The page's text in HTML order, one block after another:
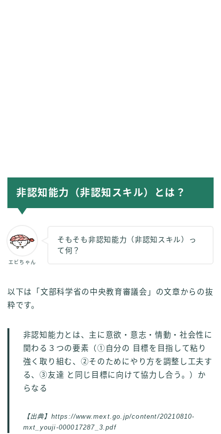
非認知能力（非認知スキル）とは？
エビちゃん
そもそも非認知能力（非認知スキル）っ
て何？
以下は「文部科学省の中央教育審議会」の文章からの抜
粋です。
非認知能力とは、主に意欲・意志・情動・社会性に
関わる３つの要素（①自分の 目標を目指して粘り
強く取り組む、②そのためにやり方を調整し工夫す
る、③友達 と同じ目標に向けて協力し合う。）か
らなる
【出典】https://www.mext.go.jp/content/20210810-
mxt_youji-000017287_3.pdf